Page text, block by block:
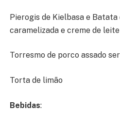
Pierogis de Kielbasa e
caramelizada e creme de leite
Torresmo de porco assado
Torta de limão
Bebidas: